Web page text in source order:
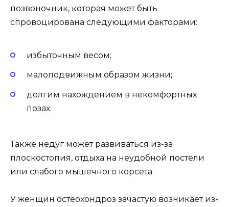
позвоночник, которая может быть
спровоцирована следующими факторами:
избыточным весом;
малоподвижным образом жизни;
долгим нахождением в некомфортных
позах.
Также недуг может развиваться из-за
плоскостопия, отдыха на неудобной постели
или слабого мышечного корсета.
У женщин остеохондроз зачастую возникает из-